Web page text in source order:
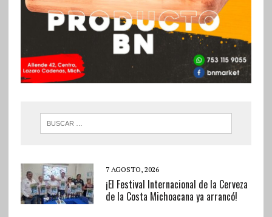
7 AGOSTO, 2026
¡El Festival Internacional de la Cerveza
de la Costa Michoacana ya arrancó!